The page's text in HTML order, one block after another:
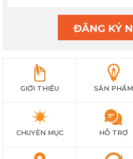
GIỚI THIỆU SẢN PHẨM
CHUYÊN MỤC HỖ TRỢ